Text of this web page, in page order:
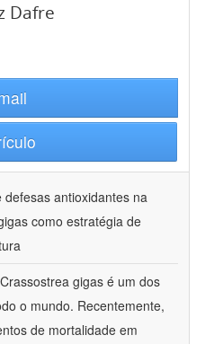
Dafre
defesas antioxidantes na
como estratégia de
gigas é um dos
o mundo. Recentemente,
de mortalidade em